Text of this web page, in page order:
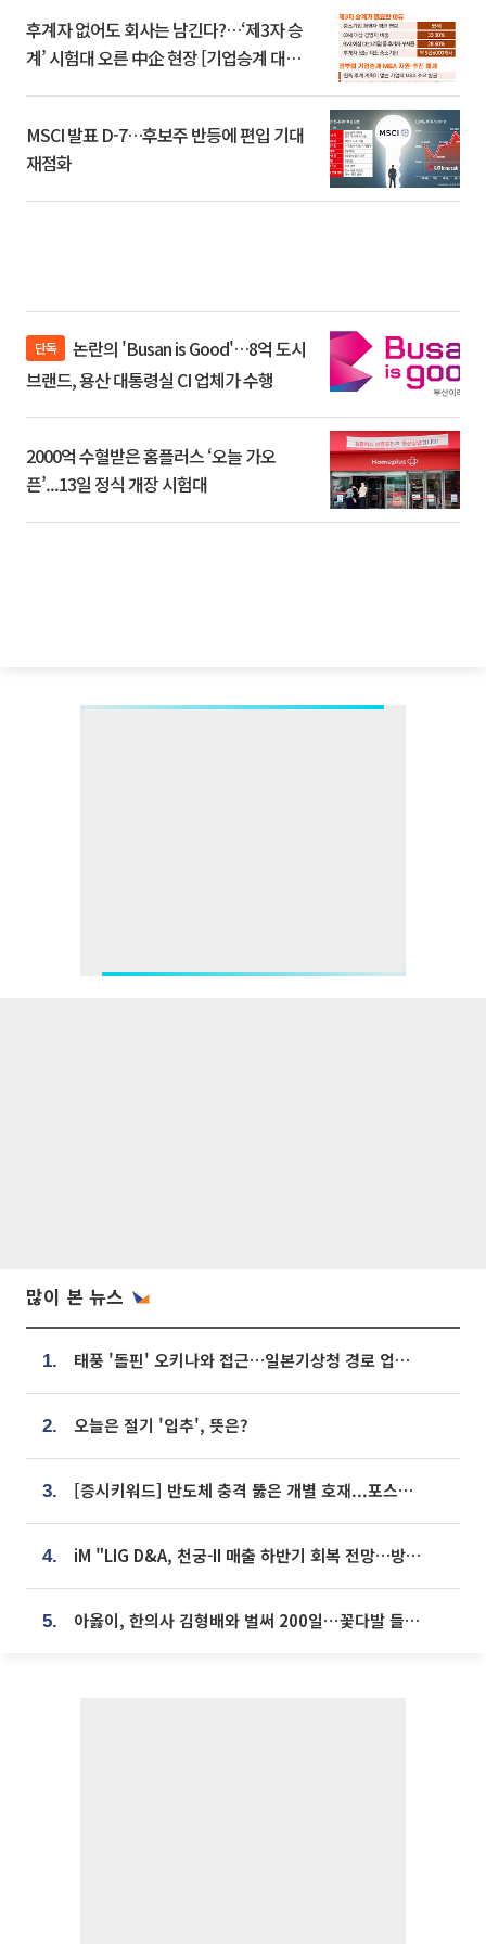
후계자 없어도 회사는 남긴다?…‘제3자 승
계’ 시험대 오른 中企 현장 [기업승계 대전
MSCI 발표 D-7…후보주 반등에 편입 기대
재점화
단독
브랜드, 용산 대통령실 CI 업체가 수행
2000억 수혈받은 홈플러스 ‘오늘 가오
픈’...13일 정식 개장 시험대
많이 본 뉴스
1. 태풍 '돌핀' 오키나와 접근…일본기상청 경로 업데이트
2. 오늘은 절기 '입추', 뜻은?
3. [증시키워드] 반도체 충격 뚫은 개별 호재...포스코퓨처엠·에코프로·한화솔루션 '눈길'
4. iM "LIG D&A, 천궁-II 매출 하반기 회복 전망…방산 톱픽 유지"
5. 아옳이, 한의사 김형배와 벌써 200일⋯꽃다발 들고 "프러포즈 아냐"